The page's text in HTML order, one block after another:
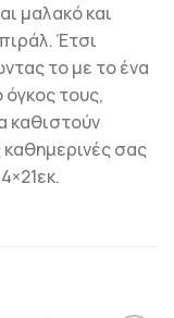
μαλακό και
Έτσι
το με το ένα
όγκος τους,
καθιστούν
καθημερινές σας